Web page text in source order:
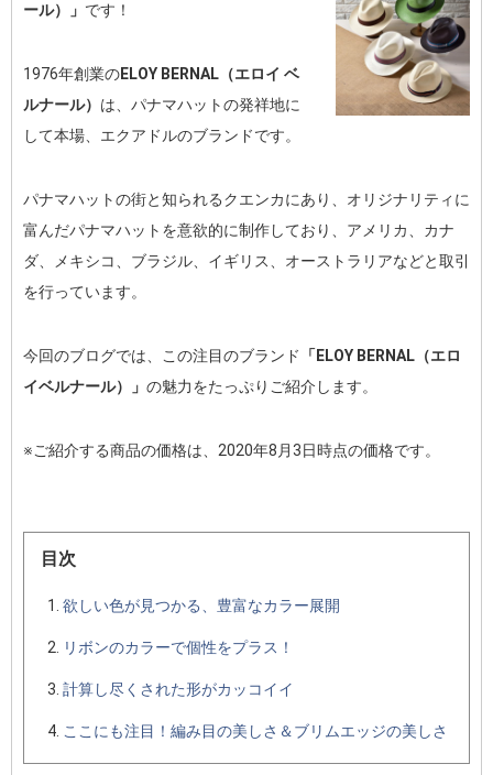
ール）」 です！
1976年創業のELOY BERNAL（エロイ ベ
ルナール） は、パナマハットの発祥地に
して本場、エクアドルのブランドです。
パナマハットの街と知られるクエンカにあり、オリジナリティに
富んだパナマハットを意欲的に制作しており、アメリカ、カナ
ダ、メキシコ、ブラジル、イギリス、オーストラリアなどと取引
を行っています。
今回のブログでは、この注目のブランド
「ELOY BERNAL（エロ
イベルナール）」 の魅力をたっぷりご紹介します。
※ご紹介する商品の価格は、2020年8月3日時点の価格です。
目次
欲しい色が見つかる、豊富なカラー展開
リボンのカラーで個性をプラス！
計算し尽くされた形がカッコイイ
ここにも注目！編み目の美しさ＆ブリムエッジの美しさ